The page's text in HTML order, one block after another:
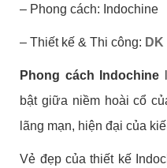
– Phong cách: Indochine
– Thiết kế & Thi công: DK
Phong cách Indochine
bật giữa niềm hoài cổ
lãng mạn, hiện đại của
Vẻ đẹp của thiết kế